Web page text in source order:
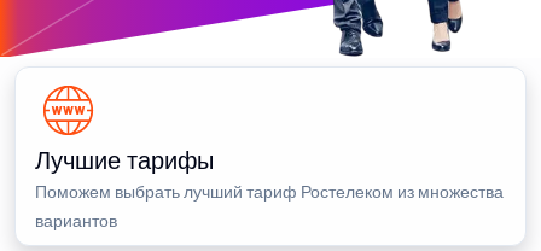
Лучшие тарифы
Поможем выбрать лучший тариф Ростелеком из множества
вариантов